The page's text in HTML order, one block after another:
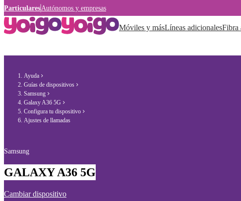
Particulares Autónomos y empresas
Móviles y másLíneas adicionalesFibra
Ayuda
Guías de dispositivos
Samsung
Galaxy A36 5G
Configura tu dispositivo
Ajustes de llamadas
Samsung
GALAXY A36 5G
Cambiar dispositivo